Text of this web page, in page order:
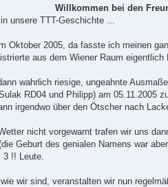
Willkommen bei den
unsere TTT-Geschichte ...
Oktober 2005, da fasste ich meinen
aus dem Wiener Raum
wahrlich riesige, ungeahnte
RD04 und Philipp) am 05.11.2005
irgendwo über den Ötscher nach
nicht vorgewarnt trafen wir uns
Geburt des genialen Namens war
!! Leute.
wir sind, veranstalten wir nun